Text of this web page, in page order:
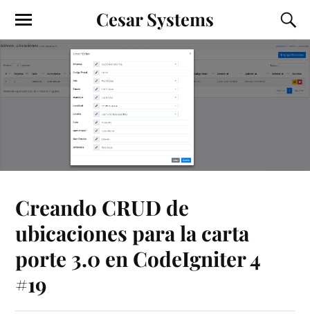
Cesar Systems
Creando CRUD de
ubicaciones para la carta
porte 3.0 en CodeIgniter 4
#19